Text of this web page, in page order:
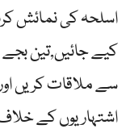
اسلحہ کی نمائش
کیے جائیں,تین بجے
سے ملاقات کریں
اشتہاریوں کے